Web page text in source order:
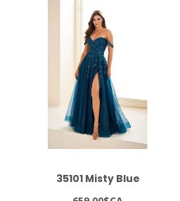
35101 Misty Blue